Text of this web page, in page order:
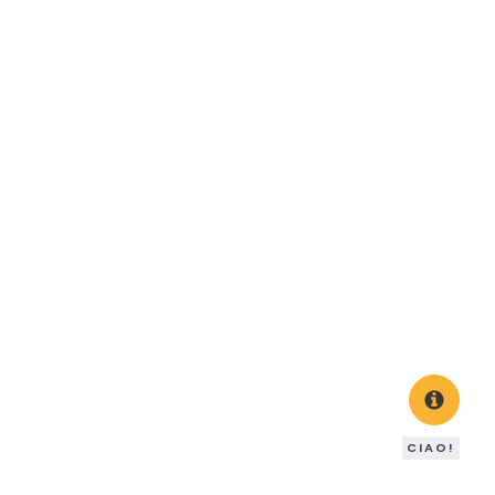
CIAO!